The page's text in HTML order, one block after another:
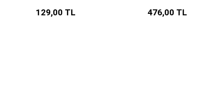
129,00 TL 476,00 TL